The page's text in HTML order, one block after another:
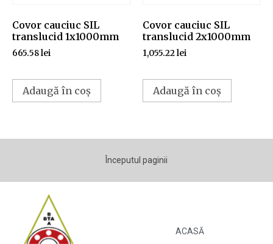
Covor cauciuc SIL
translucid 1x1000mm
665.58lei
Adaugă în coș
Covor cauciuc SIL
translucid 2x1000mm
1,055.22lei
Adaugă în coș
Începutul paginii
ACASĂ